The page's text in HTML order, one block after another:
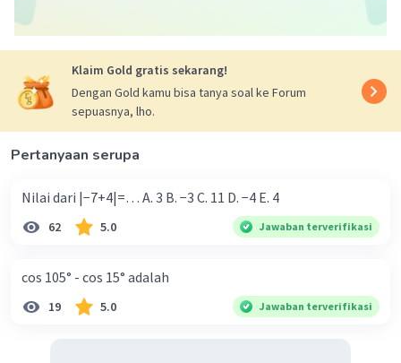
Klaim Gold gratis sekarang!
Dengan Gold kamu bisa tanya soal ke Forum
sepuasnya, lho.
Pertanyaan serupa
Nilai dari |−7+4|=… A. 3 B. −3 C. 11 D. −4 E. 4
62 5.0 Jawaban terverifikasi
cos 105° - cos 15° adalah
19 5.0 Jawaban terverifikasi